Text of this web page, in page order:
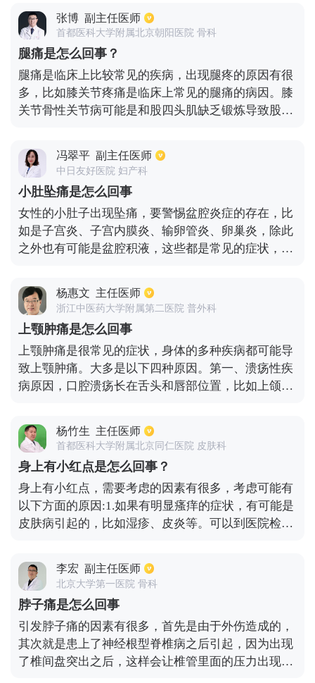
外患者的会阴部位也会出现不适的情况。患者的尿道
口还会滴白，撒尿的时候尿液会有分叉。女性如果有
盆腔炎的话也会出现尿频尿急小腹胀痛问题的，如果
有尿频尿急小腹胀痛的症状需要及时检查尿常规，另
外女性还需要做盆腔的B超检查。男性则需要做前列
腺液的检查，以及泌尿系统检查等等，确定病因及时
治疗。
张博 副主任医师
首都医科大学附属北京朝阳医院 骨科
腿痛是怎么回事？
腿痛是临床上比较常见的疾病，出现腿疼的原因有很
多，比如膝关节疼痛是临床上常见的腿痛的病因。膝
关节骨性关节病可能是和股四头肌缺乏锻炼导致股四
节出现过度性的磨损而出现的一系列的症状。如果关
节磨损会长出骨刺来，在骨刺的刺激作用下可出现疼
痛。腰腿疼痛和臀部也有关系，当梨状肌压迫坐骨神
经，也能出现腿部疼痛的症状。另外腰椎间盘突出症
也能够导致患者腿部疼痛麻木的症状。所以说腿部疼
痛的病因比较复杂，患者需要通过系统的检查才能下
诊断。
冯翠平 副主任医师
中日友好医院 妇产科
小肚坠痛是怎么回事
女性的小肚子出现坠痛，要警惕盆腔炎症的存在，比
如是子宫炎、子宫内膜炎、输卵管炎、卵巢炎，除此
之外也有可能是盆腔积液，这些都是常见的症状，最
部位，如果有妇科炎症，要检查子宫是不是发育异
常，有无积液的存在，尽早发现病变的部位，采取合
理的处理方法，避免输卵管炎症和卵巢炎症的发生。
杨惠文 主任医师
浙江中医药大学附属第二医院 普外科
上颚肿痛是怎么回事
上颚肿痛是很常见的症状，身体的多种疾病都可能导
致上颚肿痛。大多是以下四种原因。第一、溃疡性疾
病原因，口腔溃疡长在舌头和唇部位置，比如上颌牙
可能是在吃坚硬的食物时，有刺破或是划伤情况，使
上颚受伤形成肿痛。第三、炎症的原因，可能是牙
周、牙根和上颌牙齿有感染情况，因为感染的位置接
近于上颚位置，所以引起上颚肿痛。第四、肿瘤原
因，有很多种肿瘤都可能会导致上颚肿痛，如果排除
以上三种原因，那肿瘤引起的上颚肿痛概率会很大，
需要及时去医院检查，是否是肿瘤的原因。
杨竹生 主任医师
首都医科大学附属北京同仁医院 皮肤科
身上有小红点是怎么回事？
身上有小红点，需要考虑的因素有很多，考虑可能有
以下方面的原因:1.如果有明显瘙痒的症状，有可能是
皮肤病引起的，比如湿疹、皮炎等。可以到医院检查
2.可能是小的血管痣，小的血管痣，对身体健康几乎
没有任何影响，不需要治疗。3.也有可能是过敏的原
因，需要检查弄i清楚过敏原，在指导下服用抗过敏的
药物。平时要多补充维生素c丰富的蔬菜和水果。
李宏 副主任医师
北京大学第一医院 骨科
脖子痛是怎么回事
引发脖子痛的因素有很多，首先是由于外伤造成的，
其次就是患上了神经根型脊椎病之后引起，因为出现
了椎间盘突出之后，这样会让椎管里面的压力出现一